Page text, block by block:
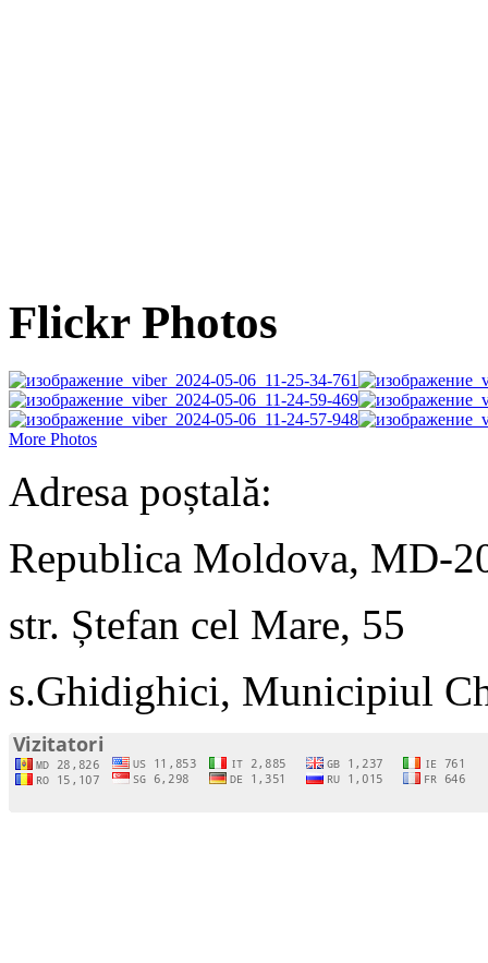
Flickr Photos
More Photos
Adresa poștală:
Republica Moldova, MD-
str. Ștefan cel Mare, 55
s.Ghidighici, Municipiul